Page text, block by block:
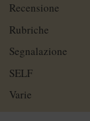
Recensione
Rubriche
Segnalazione
SELF
Varie